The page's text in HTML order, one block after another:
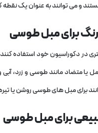
و می ‌توانند به عنوان یک نقطه
برای مبل طوسی
در دکوراسیون خود استفاده
یا متضاد مانند طوسی و زرد،
برای مبل ‌های طوسی روشن یا
برای مبل طوسی